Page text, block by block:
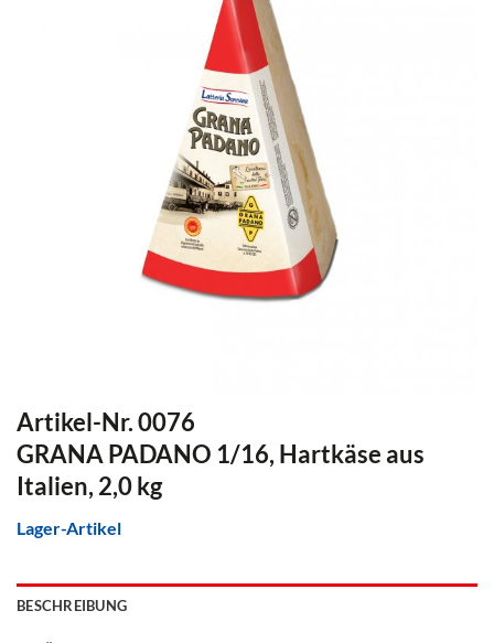
Artikel-Nr. 0076
GRANA PADANO 1/16, Hartkäse aus
Italien, 2,0 kg
Lager-Artikel
BESCHREIBUNG